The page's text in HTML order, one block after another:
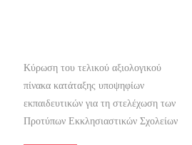
Κύρωση του τελικού αξιολογικού
πίνακα κατάταξης υποψηφίων
εκπαιδευτικών για τη στελέχωση των
Προτύπων Εκκλησιαστικών Σχολείων